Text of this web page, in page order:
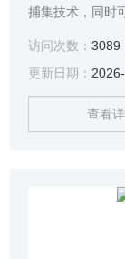
捕集技术，同时
缩。该方法具有
全、医药、农药
访问次数：3089
更新日期：
查看